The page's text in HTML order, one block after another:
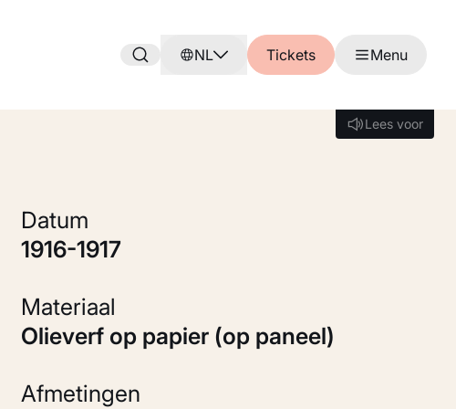
NL Tickets Menu
Lees voor
Lees voor
Datum
1916-1917
Materiaal
Olieverf op papier (op paneel)
Afmetingen